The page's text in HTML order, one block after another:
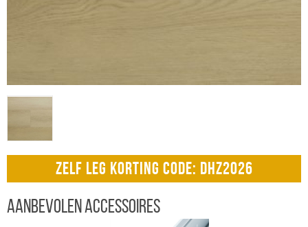
ZELF LEG KORTING CODE: DHZ2026
Aanbevolen accessoires